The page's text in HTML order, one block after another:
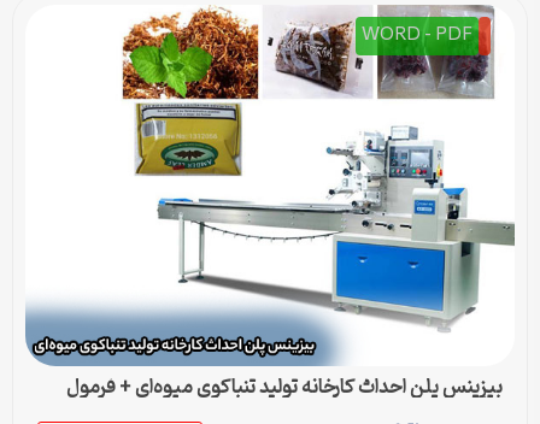
WORD - PDF
بیزینس پلن احداث کارخانه تولید تنباکوی میوه‌ای + فرمول
تولید